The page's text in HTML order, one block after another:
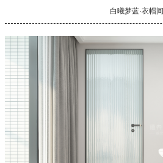
白曦梦蓝·衣帽间